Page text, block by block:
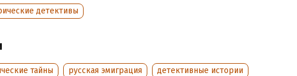
18 октября 2025
детективы
тайны русская эмиграция
детективные истории